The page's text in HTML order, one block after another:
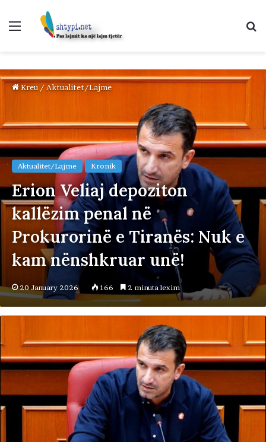
Menu
Kreu / Aktualitet/Lajme
Aktualitet/Lajme Kronik
Erion Veliaj depoziton
kallëzim penal në
Prokurorinë e Tiranës: Nuk e
kam nënshkruar unë!
20 January 2026 166 2 minuta lexim